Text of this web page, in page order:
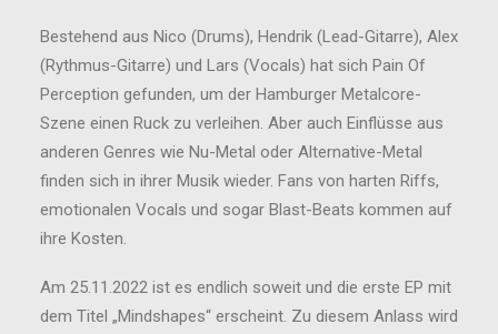
Bestehend aus Nico (Drums), Hendrik (Lead-Gitarre), Alex
(Rythmus-Gitarre) und Lars (Vocals) hat sich Pain Of
Perception gefunden, um der Hamburger Metalcore-
Szene einen Ruck zu verleihen. Aber auch Einflüsse aus
anderen Genres wie Nu-Metal oder Alternative-Metal
finden sich in ihrer Musik wieder. Fans von harten Riffs,
emotionalen Vocals und sogar Blast-Beats kommen auf
ihre Kosten.
Am 25.11.2022 ist es endlich soweit und die erste EP mit
dem Titel „Mindshapes“ erscheint. Zu diesem Anlass wird